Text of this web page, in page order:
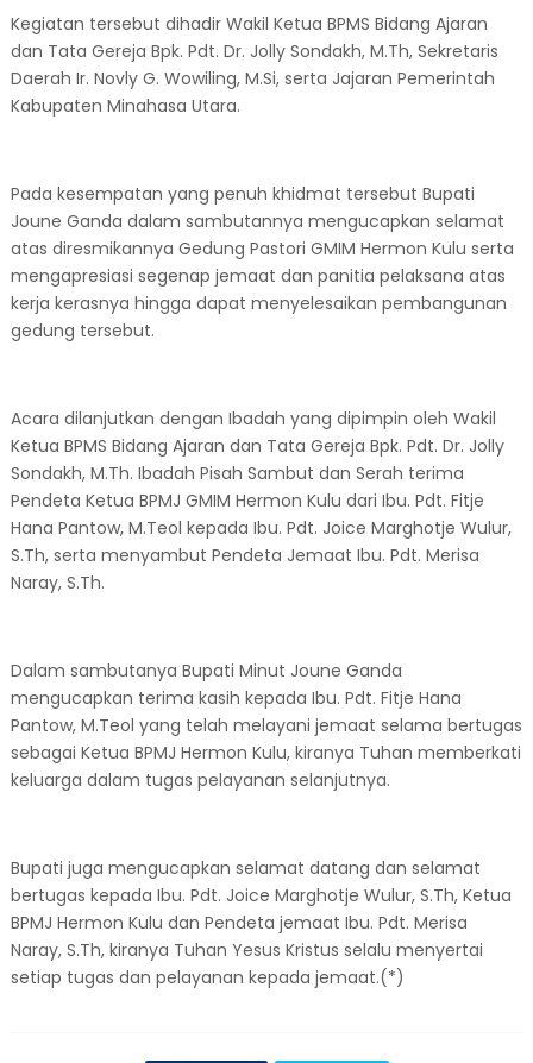
Kegiatan tersebut dihadir Wakil Ketua BPMS Bidang Ajaran
dan Tata Gereja Bpk. Pdt. Dr. Jolly Sondakh, M.Th, Sekretaris
Daerah Ir. Novly G. Wowiling, M.Si, serta Jajaran Pemerintah
Kabupaten Minahasa Utara.
Pada kesempatan yang penuh khidmat tersebut Bupati
Joune Ganda dalam sambutannya mengucapkan selamat
atas diresmikannya Gedung Pastori GMIM Hermon Kulu serta
mengapresiasi segenap jemaat dan panitia pelaksana atas
kerja kerasnya hingga dapat menyelesaikan pembangunan
gedung tersebut.
Acara dilanjutkan dengan Ibadah yang dipimpin oleh Wakil
Ketua BPMS Bidang Ajaran dan Tata Gereja Bpk. Pdt. Dr. Jolly
Sondakh, M.Th. Ibadah Pisah Sambut dan Serah terima
Pendeta Ketua BPMJ GMIM Hermon Kulu dari Ibu. Pdt. Fitje
Hana Pantow, M.Teol kepada Ibu. Pdt. Joice Marghotje Wulur,
S.Th, serta menyambut Pendeta Jemaat Ibu. Pdt. Merisa
Naray, S.Th.
Dalam sambutanya Bupati Minut Joune Ganda
mengucapkan terima kasih kepada Ibu. Pdt. Fitje Hana
Pantow, M.Teol yang telah melayani jemaat selama bertugas
sebagai Ketua BPMJ Hermon Kulu, kiranya Tuhan memberkati
keluarga dalam tugas pelayanan selanjutnya.
Bupati juga mengucapkan selamat datang dan selamat
bertugas kepada Ibu. Pdt. Joice Marghotje Wulur, S.Th, Ketua
BPMJ Hermon Kulu dan Pendeta jemaat Ibu. Pdt. Merisa
Naray, S.Th, kiranya Tuhan Yesus Kristus selalu menyertai
setiap tugas dan pelayanan kepada jemaat.(*)